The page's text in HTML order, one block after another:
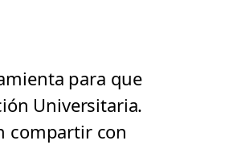
para que
Universitaria.
compartir con